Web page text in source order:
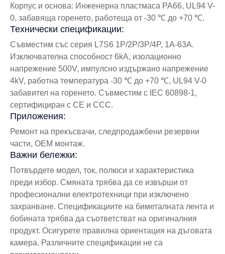
Корпус и основа: Инженерна пластмаса PA66, UL94 V-
0, забавяща горенето, работеща от -30 ℃ до +70 ℃.
Технически спецификации:
Съвместим със серия L7S6 1P/2P/3P/4P, 1A-63A.
Изключвателна способност 6kA, изолационно
напрежение 500V, импулсно издържано напрежение
4kV, работна температура -30 ℃ до +70 ℃, UL94 V-0
забавител на горенето. Съвместим с IEC 60898-1,
сертифициран с CE и CCC.
Приложения:
Ремонт на прекъсвачи, следпродажбени резервни
части, OEM монтаж.
Важни бележки:
Потвърдете модел, ток, полюси и характеристика
преди избор. Смяната трябва да се извърши от
професионални електротехници при изключено
захранване. Спецификациите на биметалната лента и
бобината трябва да съответстват на оригиналния
продукт. Осигурете правилна ориентация на дъговата
камера. Различните спецификации не са